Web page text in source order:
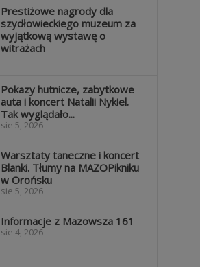
Prestiżowe nagrody dla
szydłowieckiego muzeum za
wyjątkową wystawę o
witrażach
Pokazy hutnicze, zabytkowe
auta i koncert Natalii Nykiel.
Tak wyglądało...
sie 5, 2026
Warsztaty taneczne i koncert
Blanki. Tłumy na MAZOPikniku
w Orońsku
sie 5, 2026
Informacje z Mazowsza 161
sie 4, 2026